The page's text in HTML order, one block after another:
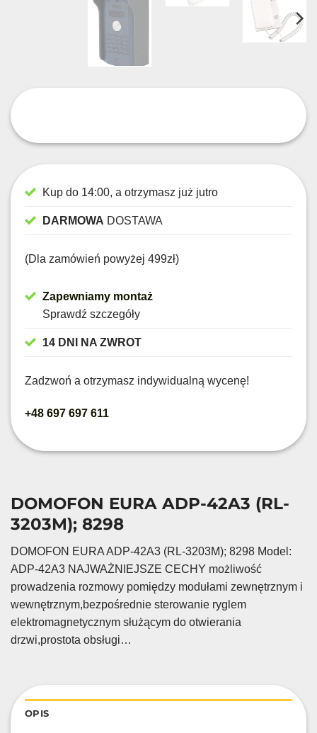
DOMOFON EURA ADP-42A3 (RL-
3203M); 8298
DOMOFON EURA ADP-42A3 (RL-3203M); 8298 Model:
ADP-42A3 NAJWAŻNIEJSZE CECHY możliwość
prowadzenia rozmowy pomiędzy modułami zewnętrznym i
wewnętrznym,bezpośrednie sterowanie ryglem
elektromagnetycznym służącym do otwierania
drzwi,prostota obsługi…
Kup do 14:00, a otrzymasz już jutro
DARMOWA DOSTAWA
(Dla zamówień powyżej 499zł)
Zapewniamy montaż
Sprawdź szczegóły
14 DNI NA ZWROT
Zadzwoń a otrzymasz indywidualną wycenę!
+48 697 697 611
OPIS